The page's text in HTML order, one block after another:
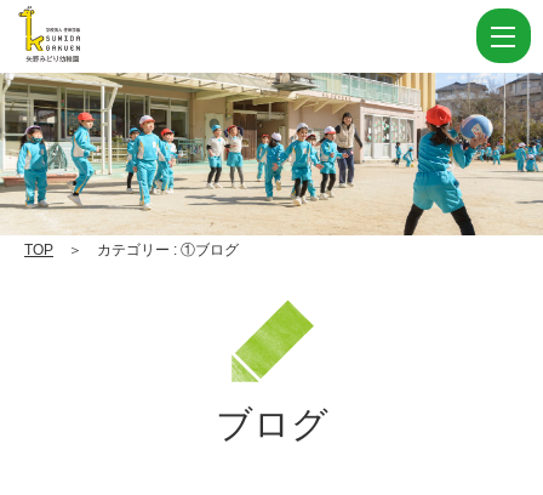
テ
ゴ
リ
ー
①
|
TOP ＞ カテゴリー : ①ブログ
ブログ